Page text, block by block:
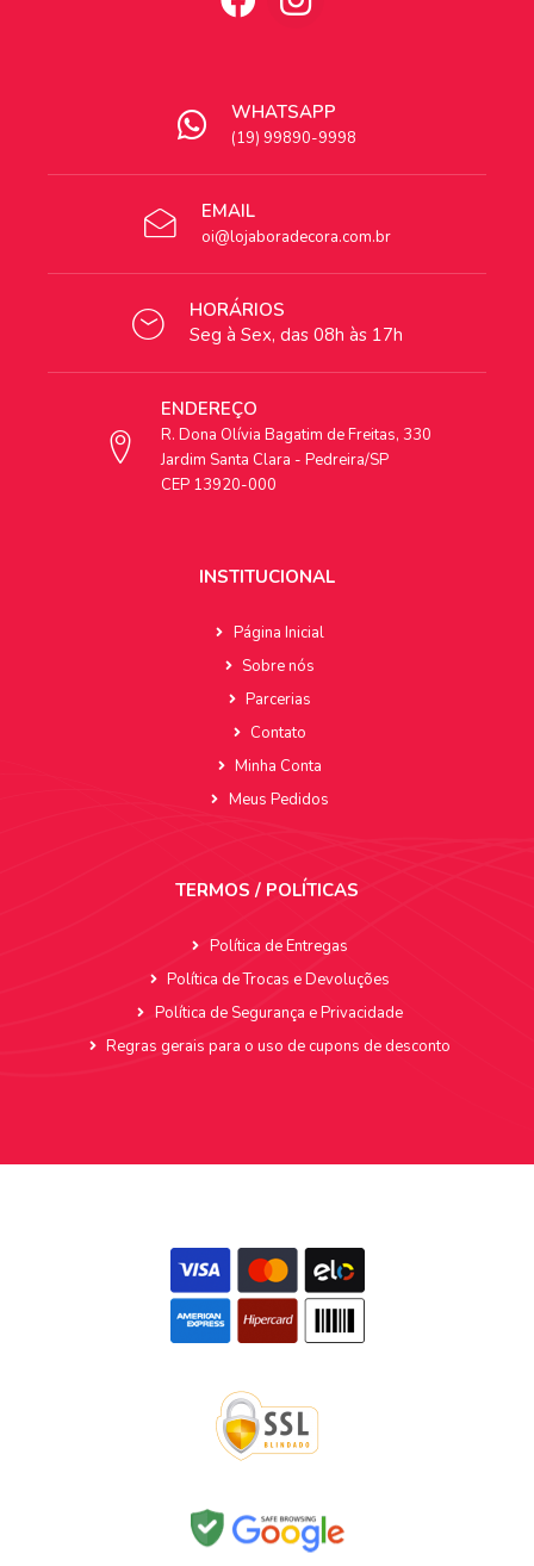
WHATSAPP
(19) 99890-9998
EMAIL
oi@lojaboradecora.com.br
HORÁRIOS
Seg à Sex, das 08h às 17h
ENDEREÇO
R. Dona Olívia Bagatim de Freitas, 330
Jardim Santa Clara - Pedreira/SP
CEP 13920-000
INSTITUCIONAL
Página Inicial
Sobre nós
Parcerias
Contato
Minha Conta
Meus Pedidos
TERMOS / POLÍTICAS
Política de Entregas
Política de Trocas e Devoluções
Política de Segurança e Privacidade
Regras gerais para o uso de cupons de desconto